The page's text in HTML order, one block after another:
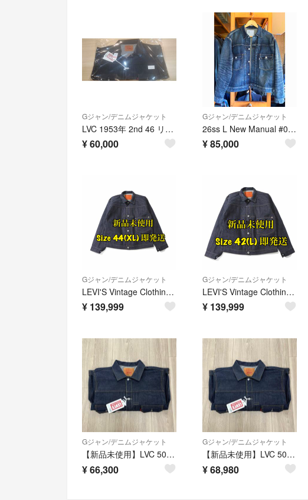
Gジャン/デニムジャケット
LVC 1953年 2nd 46 リーバイス
¥60,000
Gジャン/デニムジャケット
26ss L New Manual #006 2ND T-BACK JACKET
¥85,000
Gジャン/デニムジャケット
LEVI'S Vintage Clothing S506XX Jacket XL
¥ 139,999
Gジャン/デニムジャケット
LEVI'S Vintage Clothing S506XX Jacket L
¥ 139,999
Gジャン/デニムジャケット
【新品未使用】LVC 507XXE デニムジャケット 1953年 Tバック 46
¥66,300
Gジャン/デニムジャケット
【新品未使用】LVC 507XXE デニムジャケット 1953年 Tバック 46
¥68,980